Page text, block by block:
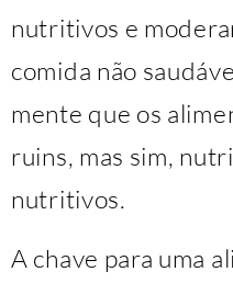
nutritivos e
comida não
mente que os
ruins, mas sim,
nutritivos.
A chave para uma